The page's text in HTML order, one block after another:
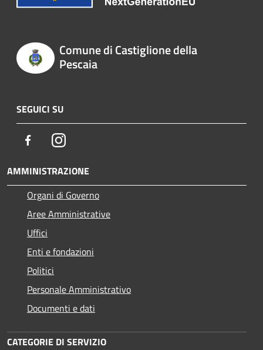
Comune di Castiglione della
Pescaia
SEGUICI SU
FacebookInstagram
AMMINISTRAZIONE
Organi di Governo
Aree Amministrative
Uffici
Enti e fondazioni
Politici
Personale Amministrativo
Documenti e dati
CATEGORIE DI SERVIZIO